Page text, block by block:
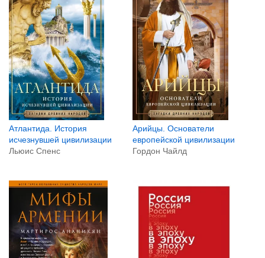
Атлантида. История
исчезнувшей цивилизации
Льюис Спенс
Арийцы. Основатели
европейской цивилизации
Гордон Чайлд